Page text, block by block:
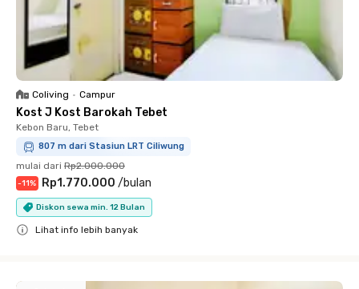
Coliving • Campur
Kost J Kost Barokah Tebet
Kebon Baru, Tebet
807 m dari Stasiun LRT Ciliwung
mulai dari Rp2.000.000
-11% Rp1.770.000 /bulan
Diskon sewa min. 12 Bulan
Lihat info lebih banyak